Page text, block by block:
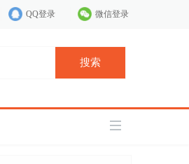
QQ登录 微信登录
搜索